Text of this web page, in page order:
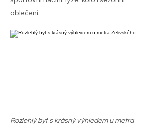
oblečení.
Rozlehlý byt s krásný výhledem u metra